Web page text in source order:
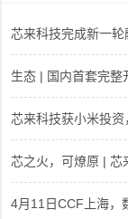
芯来科技完成新一
生态 | 国内首套完整
芯来科技获小米投
芯之火，可燎原 | 芯
4月11日CCF上海，